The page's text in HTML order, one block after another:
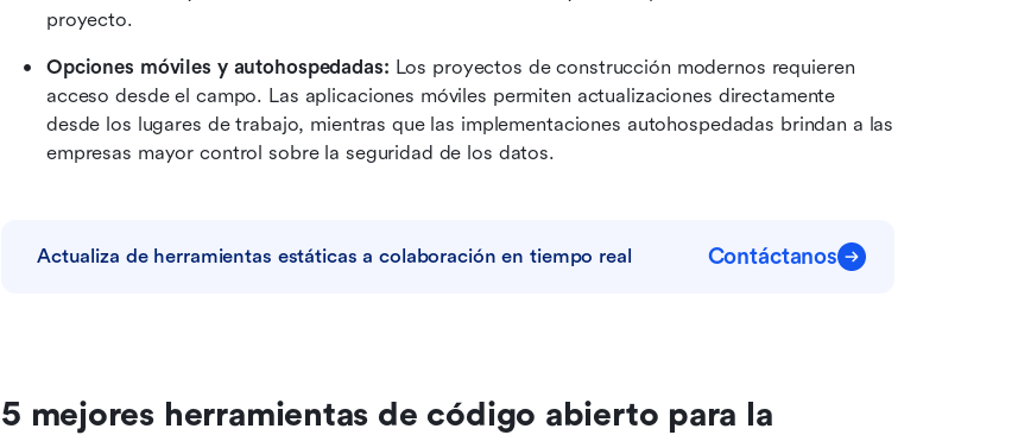
proyecto.
Opciones móviles y autohospedadas: Los proyectos de construcción modernos requieren
acceso desde el campo. Las aplicaciones móviles permiten actualizaciones directamente
desde los lugares de trabajo, mientras que las implementaciones autohospedadas brindan a las
empresas mayor control sobre la seguridad de los datos.
Actualiza de herramientas estáticas a colaboración en tiempo real Contáctanos
5 mejores herramientas de código abierto para la